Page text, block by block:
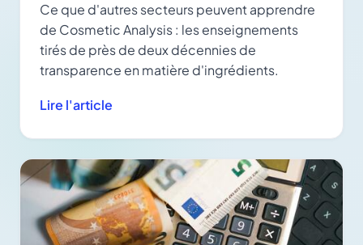
Ce que d'autres secteurs peuvent apprendre
de Cosmetic Analysis : les enseignements
tirés de près de deux décennies de
transparence en matière d'ingrédients.
Lire l'article